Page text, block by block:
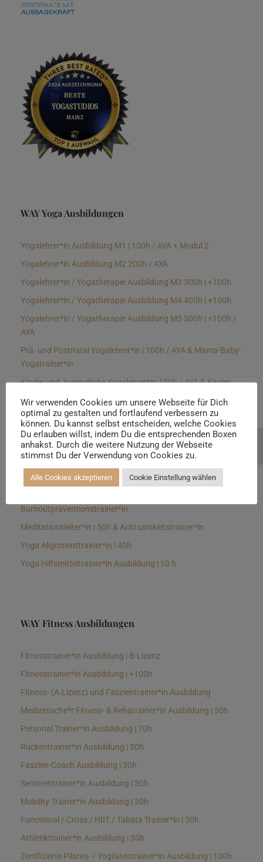
WAY Yoga Ausbildungen
Yogalehrer*in Ausbildung M1 | 100h / AYA + Modul 2
Yogalehrer*in Ausbildung M2 200h / AYA
Yogalehrer*in / Yogatherapie Ausbildung M3 300h | +100h
Yogalehrer*in / Yogatherapie Ausbildung M4 400h | +100h
Yogalehrer*in / Yogatherapie Ausbildung M5 500h | +100h /
AYA
Prä- und Postnatal Yogalehrer*in | 100h / AYA & Mama-Baby-
Yogatrainer*in
Kinder und Jugendliche Yogalehrer*in 100h / AYA & Kinder
Yin Yogalehrer*in | 100 h & Faszientrainer*in
Hormon Yogalehrer*in / Yogatherapeut*in &
Stressmanagementtrainer*in | 70h
Longevitytrainer*in
Burnoutpräventionstrainer*in
Meditationsleiter*in | 50h & Achtsamkeitstrainer*in
Yoga Alignmenttrainer*in | 40h
Yoga Hilfsmitteltrainer*in Ausbildung | 10 h
WAY Fitness Ausbildungen
Fitnesstrainer*in Ausbildung | B-Lizenz
Fitnesstrainer*in Ausbildung | +100h
Fitness- (A-Lizenz) und Faszientrainer*in Ausbildung
Medizinische*r Fitness- & Rehatrainer*in Ausbildung | 50h
Personal Trainer*in Ausbildung | 70h
Rückentrainer*in Ausbildung | 30h
Faszien-Coach Ausbildung | 30h
Seniorentrainer*in Ausbildung | 30h
Mobility Trainer*in Ausbildung | 30h
Functional / Cross / HIIT / Tabata Trainer*in | 50h
Athletiktrainer*in Ausbildung | 30h
Zertifizierte Pilates- / Yogilatestrainer*in Ausbildung | 100h
Wir verwenden Cookies um unsere Webseite für Dich
optimal zu gestalten und fortlaufend verbessern zu
können. Du kannst selbst entscheiden, welche Cookies
Du erlauben willst, indem Du die entsprechenden Boxen
anhakst. Durch die weitere Nutzung der Webseite
stimmst Du der Verwendung von Cookies zu.
Alle Cookies akzeptieren Cookie Einstellung wählen
Beratung buchen